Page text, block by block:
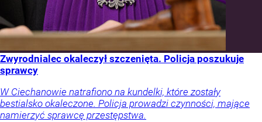
Zwyrodnialec okaleczył szczenięta. Policja poszukuje
sprawcy
W Ciechanowie natrafiono na kundelki, które zostały
bestialsko okaleczone. Policja prowadzi czynności, mające
namierzyć sprawcę przestępstwa.